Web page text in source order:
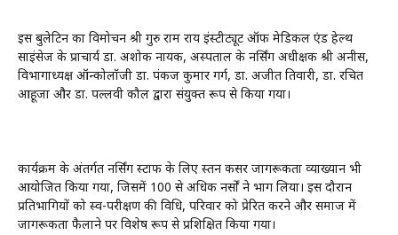
इस बुलेटिन का विमोचन श्री गुरु राम राय इंस्टीट्यूट ऑफ मेडिकल एंड हेल्थ
साइंसेज के प्राचार्य डा. अशोक नायक, अस्पताल के नर्सिंग अधीक्षक श्री अनीस,
विभागाध्यक्ष ऑन्कोलॉजी डा. पंकज कुमार गर्ग, डा. अजीत तिवारी, डा. रचित
आहूजा और डा. पल्लवी कौल द्वारा संयुक्त रूप से किया गया।
कार्यक्रम के अंतर्गत नर्सिंग स्टाफ के लिए स्तन कैंसर जागरूकता व्याख्यान भी
आयोजित किया गया, जिसमें 100 से अधिक नर्सों ने भाग लिया। इस दौरान
प्रतिभागियों को स्व-परीक्षण की विधि, परिवार को प्रेरित करने और समाज में
जागरूकता फैलाने पर विशेष रूप से प्रशिक्षित किया गया।